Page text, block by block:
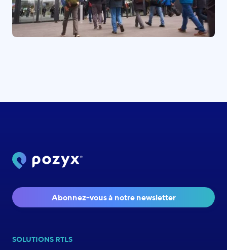
Abonnez-vous à notre newsletter
SOLUTIONS RTLS